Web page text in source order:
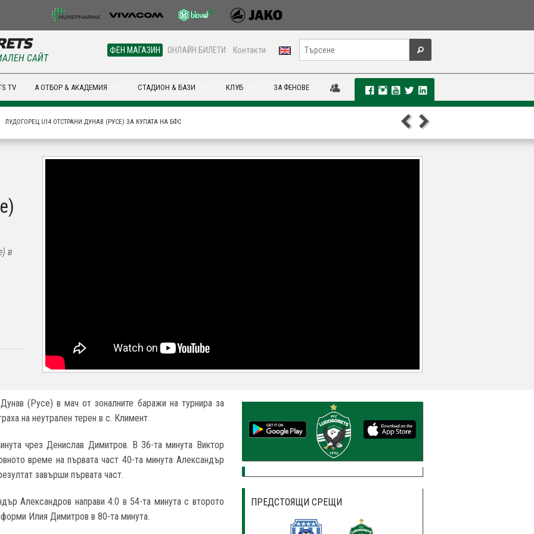
ФЕН МАГАЗИН ОНЛАЙН БИЛЕТИ Контакти
САЙТ
TV А ОТБОР & АКАДЕМИЯ СТАДИОН & БАЗИ КЛУБ ЗА ФЕНОВЕ
ЛУДОГОРЕЦ U14 ОТСТРАНИ ДУНАВ (РУСЕ) ЗА КУПАТА НА БФС
в
(Русе) в мач от зоналните баражи на турнира за
на неутрален терен в с. Климент.
чрез Денислав Димитров. В 36-та минута Виктор
време на първата част 40-та минута Александър
завърши първата част.
Александров направи 4:0 в 54-та минута с второто
Илия Димитров в 80-та минута.
ПРЕДСТОЯЩИ СРЕЩИ